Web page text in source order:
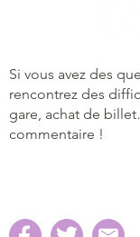
Si vous avez des
rencontrez des
gare, achat de
commentaire !